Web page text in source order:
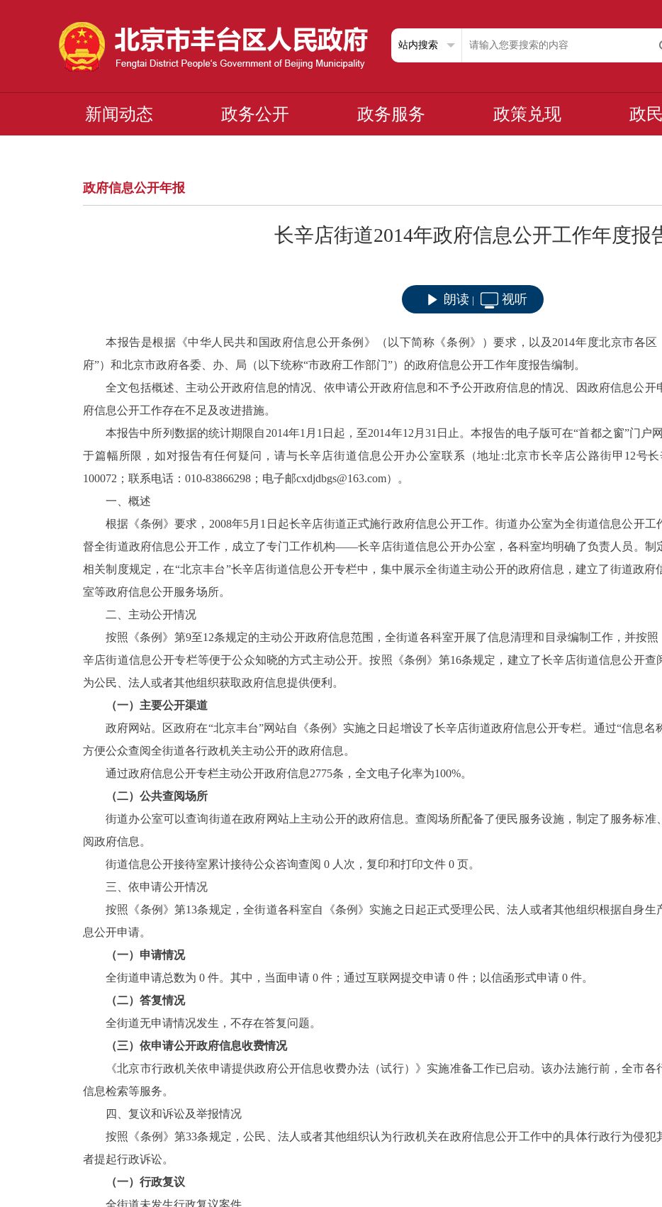
新闻动态 政务公开 政务服务 政策兑现 政
政府信息公开年报
长辛店街道2014年政府信息公开工作年度报
朗读 视听
本报告是根据《中华人民共和国政府信息公开条例》（以下简称《条例》）要求，以及 2014年度北京市各区
府”）和北京市政府各委、办、局（以下统称“市政府工作部门”）的政府信息公开工作年度报告编制。
全文包括概述、主动公开政府信息的情况、依申请公开政府信息和不予公开政府信息的情况、因政府信息公
府信息公开工作存在不足及改进措施。
本报告中所列数据的统计期限自 2014年1 月 1 日起，至2014年12 月 31 日止。本报告的电子版可在“首都之窗”门户
于篇幅所限，如对报告有任何疑问，请与长辛店街道信息公开办公室联系（地址:北京市长辛店公路街甲 12号
100072 ； 联系电话： 010-83866298 ；电子邮cxdjdbgs@163.com）。
一、概述
根据《条例》要求， 2008年5月 1 日起长辛店街道正式施行政府信息公开工作。街道办公室为全街道信息公开
督全街道政府信息公开工作，成立了专门工作机构——长辛店街道信息公开办公室，各科室均明确了负责人员。制
相关制度规定，在“北京丰台”长辛店街道信息公开专栏中，集中展示全街道主动公开的政府信息，建立了街道政
室等政府信息公开服务场所。
二、主动公开情况
按照《条例》第9至12条规定的主动公开政府信息范围，全街道各科室开展了信息清理和目录编制工作，并按照
辛店街道信息公开专栏等便于公众知晓的方式主动公开。按照《条例》第16条规定，建立了长辛店街道信息公开查
为公民、法人或者其他组织获取政府信息提供便利。
（一）主要公开渠道
政府网站。区政府在“北京丰台”网站自《条例》实施之日起增设了长辛店街道政府信息公开专栏。通过“信息名
方便公众查阅全街道各行政机关主动公开的政府信息。
通过政府信息公开专栏主动公开政府信息2775条，全文电子化率为100%。
（二）公共查阅场所
街道办公室可以查询街道在政府网站上主动公开的政府信息。查阅场所配备了便民服务设施，制定了服务标
阅政府信息。
街道信息公开接待室累计接待公众咨询查阅 0 人次，复印和打印文件 0 页。
三、依申请公开情况
按照《条例》第13条规定，全街道各科室自《条例》实施之日起正式受理公民、法人或者其他组织根据自身
息公开申请。
（一）申请情况
全街道申请总数为 0 件。其中，当面申请 0 件；通过互联网提交申请 0 件；以信函形式申请 0 件。
（二）答复情况
全街道无申请情况发生，不存在答复问题。
（三）依申请公开政府信息收费情况
《北京市行政机关依申请提供政府公开信息收费办法（试行）》实施准备工作已启动。该办法施行前，全市
信息检索等服务。
四、复议和诉讼及举报情况
按照《条例》第33条规定，公民、法人或者其他组织认为行政机关在政府信息公开工作中的具体行政行为侵
者提起行政诉讼。
（一）行政复议
全街道未发生行政复议案件